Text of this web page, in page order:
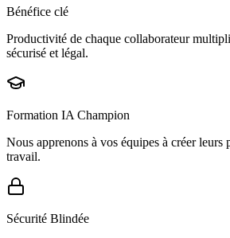
Bénéfice clé
Productivité de chaque collaborateur
sécurisé et légal.
Formation IA Champion
Nous apprenons à vos équipes à créer leurs
travail.
Sécurité Blindée